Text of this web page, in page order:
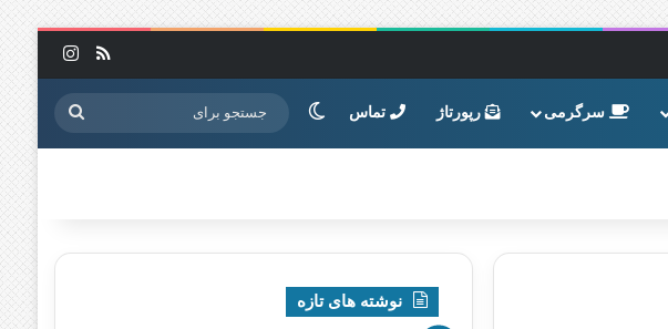
خوراک
سرگرمی رپورتاژ تماس تغییر پوسته جستجو
برای
نوشته های تازه